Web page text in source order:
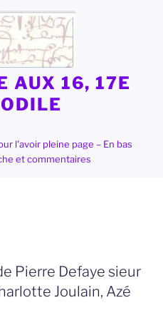
AUX 16, 17E
l'avoir pleine page – En bas
et commentaires
Pierre Defaye sieur
Joulain, Azé